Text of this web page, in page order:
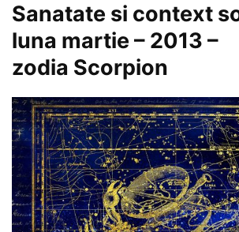
Sanatate si context
luna martie – 2013 –
zodia Scorpion